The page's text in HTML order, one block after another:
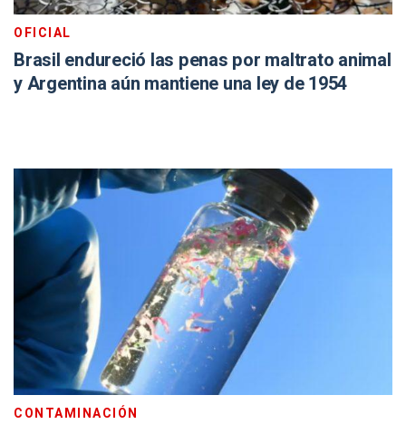
OFICIAL
Brasil endureció las penas por maltrato animal
y Argentina aún mantiene una ley de 1954
CONTAMINACIÓN